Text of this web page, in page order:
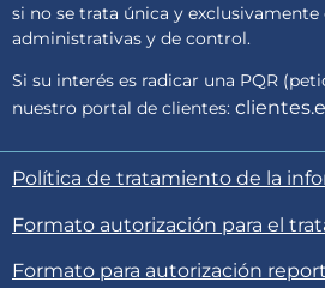
si no se trata única y
administrativas y de control.
Si su interés es radicar una PQR
nuestro portal de clientes:
Política de tratamiento de la
Formato autorización para el
Formato para autorización